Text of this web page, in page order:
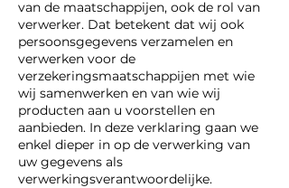
van de maatschappijen, ook de rol van
verwerker. Dat betekent dat wij ook
persoonsgegevens verzamelen en
verwerken voor de
verzekeringsmaatschappijen met wie
wij samenwerken en van wie wij
producten aan u voorstellen en
aanbieden. In deze verklaring gaan we
enkel dieper in op de verwerking van
uw gegevens als
verwerkingsverantwoordelijke.